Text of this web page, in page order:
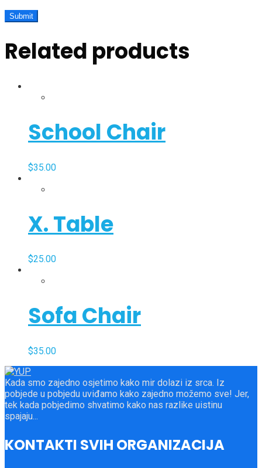
Related products
School Chair
$35.00
X. Table
$25.00
Sofa Chair
$35.00
Kada smo zajedno osjetimo kako mir dolazi iz srca. Iz
pobjede u pobjedu uviđamo kako zajedno možemo sve! Jer,
tek kada pobjedimo shvatimo kako nas razlike uistinu
spajaju...
KONTAKTI SVIH ORGANIZACIJA